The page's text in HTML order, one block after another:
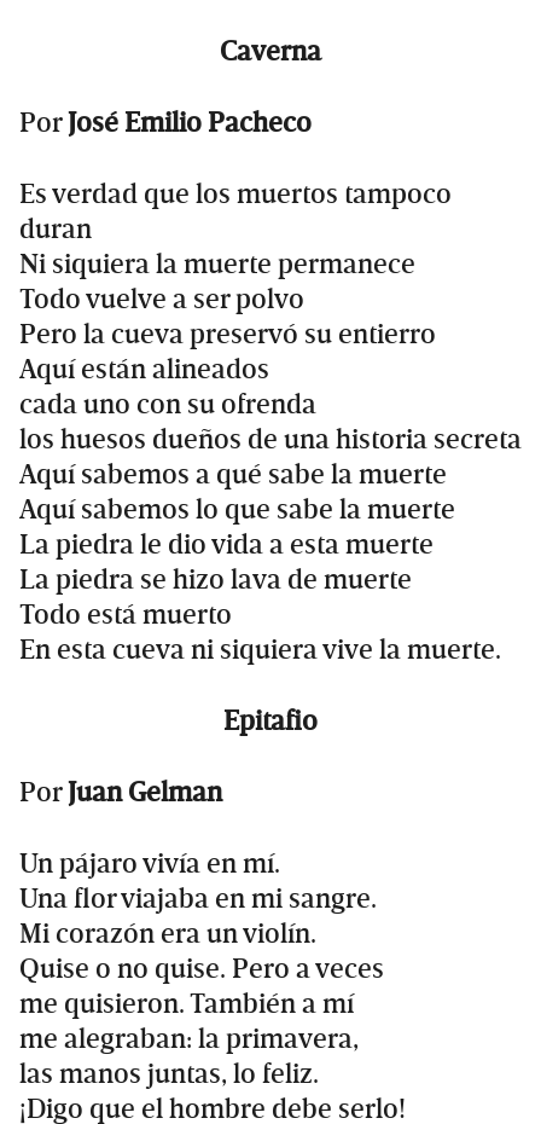
Caverna
PorJosé Emilio Pacheco
Es verdad que los muertos tampoco
duran
Ni siquiera la muerte permanece
Todo vuelve a ser polvo
Pero la cueva preservó su entierro
Aquí están alineados
cada uno con su ofrenda
los huesos dueños de una historia secreta
Aquí sabemos a qué sabe la muerte
Aquí sabemos lo que sabe la muerte
La piedra le dio vida a esta muerte
La piedra se hizo lava de muerte
Todo está muerto
En esta cueva ni siquiera vive la muerte.
Epitafio
PorJuan Gelman
Un pájaro vivía en mí.
Una flor viajaba en mi sangre.
Mi corazón era un violín.
Quise o no quise. Pero a veces
me quisieron. También a mí
me alegraban: la primavera,
las manos juntas, lo feliz.
¡Digo que el hombre debe serlo!